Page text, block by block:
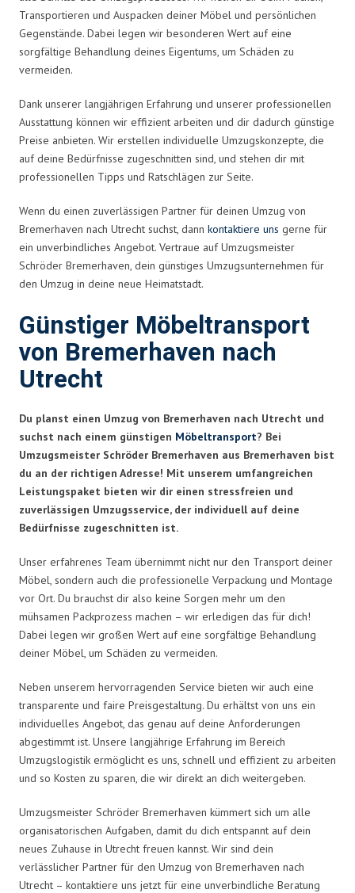
Transportieren und Auspacken deiner Möbel und persönlichen
Gegenstände. Dabei legen wir besonderen Wert auf eine
sorgfältige Behandlung deines Eigentums, um Schäden zu
vermeiden.
Dank unserer langjährigen Erfahrung und unserer professionellen
Ausstattung können wir effizient arbeiten und dir dadurch günstige
Preise anbieten. Wir erstellen individuelle Umzugskonzepte, die
auf deine Bedürfnisse zugeschnitten sind, und stehen dir mit
professionellen Tipps und Ratschlägen zur Seite.
Wenn du einen zuverlässigen Partner für deinen Umzug von
Bremerhaven nach Utrecht suchst, dann kontaktiere uns gerne für
ein unverbindliches Angebot. Vertraue auf Umzugsmeister
Schröder Bremerhaven, dein günstiges Umzugsunternehmen für
den Umzug in deine neue Heimatstadt.
Günstiger Möbeltransport
von Bremerhaven nach
Utrecht
Du planst einen Umzug von Bremerhaven nach Utrecht und
suchst nach einem günstigen Möbeltransport? Bei
Umzugsmeister Schröder Bremerhaven aus Bremerhaven bist
du an der richtigen Adresse! Mit unserem umfangreichen
Leistungspaket bieten wir dir einen stressfreien und
zuverlässigen Umzugsservice, der individuell auf deine
Bedürfnisse zugeschnitten ist.
Unser erfahrenes Team übernimmt nicht nur den Transport deiner
Möbel, sondern auch die professionelle Verpackung und Montage
vor Ort. Du brauchst dir also keine Sorgen mehr um den
mühsamen Packprozess machen – wir erledigen das für dich!
Dabei legen wir großen Wert auf eine sorgfältige Behandlung
deiner Möbel, um Schäden zu vermeiden.
Neben unserem hervorragenden Service bieten wir auch eine
transparente und faire Preisgestaltung. Du erhältst von uns ein
individuelles Angebot, das genau auf deine Anforderungen
abgestimmt ist. Unsere langjährige Erfahrung im Bereich
Umzugslogistik ermöglicht es uns, schnell und effizient zu arbeiten
und so Kosten zu sparen, die wir direkt an dich weitergeben.
Umzugsmeister Schröder Bremerhaven kümmert sich um alle
organisatorischen Aufgaben, damit du dich entspannt auf dein
neues Zuhause in Utrecht freuen kannst. Wir sind dein
verlässlicher Partner für den Umzug von Bremerhaven nach
Utrecht – kontaktiere uns jetzt für eine unverbindliche Beratung